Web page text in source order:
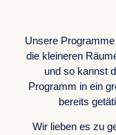
Unsere
die kleineren
und so kannst
Programm in ein
bereits
Wir lieben es zu